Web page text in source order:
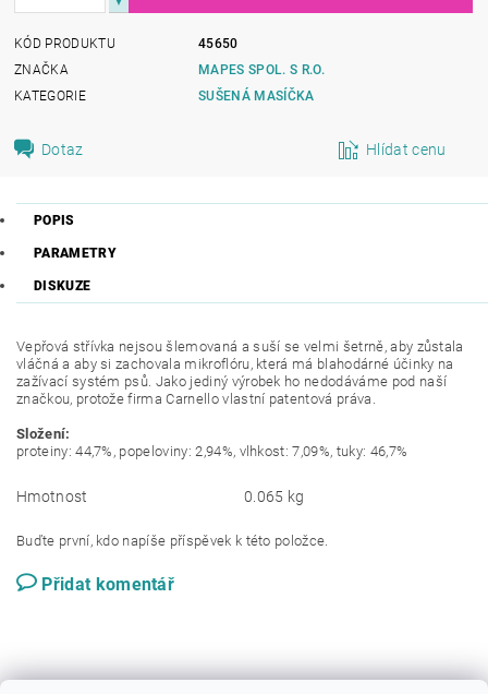
KÓD PRODUKTU
45650
ZNAČKA
MAPES SPOL. S R.O.
KATEGORIE
SUŠENÁ MASÍČKA
Dotaz Hlídat cenu
POPIS
PARAMETRY
DISKUZE
Vepřová střívka nejsou šlemovaná a suší se velmi šetrně, aby zůstala
vláčná a aby si zachovala mikroflóru, která má blahodárné účinky na
zažívací systém psů. Jako jediný výrobek ho nedodáváme pod naší
značkou, protože firma Carnello vlastní patentová práva.
Složení:
proteiny: 44,7%, popeloviny: 2,94%, vlhkost: 7,09%, tuky: 46,7%
Hmotnost 0.065 kg
Buďte první, kdo napíše příspěvek k této položce.
Přidat komentář